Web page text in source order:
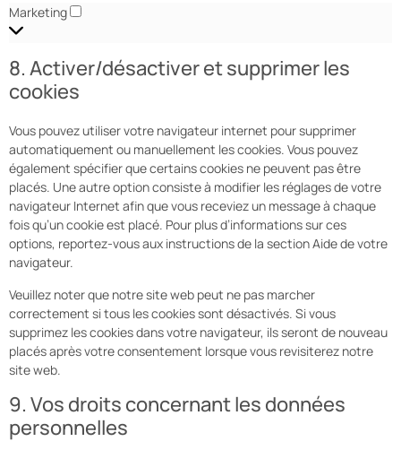
Marketing
8. Activer/désactiver et supprimer les
cookies
Vous pouvez utiliser votre navigateur internet pour supprimer
automatiquement ou manuellement les cookies. Vous pouvez
également spécifier que certains cookies ne peuvent pas être
placés. Une autre option consiste à modifier les réglages de votre
navigateur Internet afin que vous receviez un message à chaque
fois qu’un cookie est placé. Pour plus d’informations sur ces
options, reportez-vous aux instructions de la section Aide de votre
navigateur.
Veuillez noter que notre site web peut ne pas marcher
correctement si tous les cookies sont désactivés. Si vous
supprimez les cookies dans votre navigateur, ils seront de nouveau
placés après votre consentement lorsque vous revisiterez notre
site web.
9. Vos droits concernant les données
personnelles